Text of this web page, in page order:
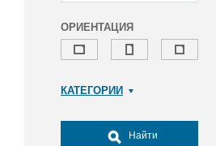
ОРИЕНТАЦИЯ
КАТЕГОРИИ
Досуг, туризм и отдых
Найти